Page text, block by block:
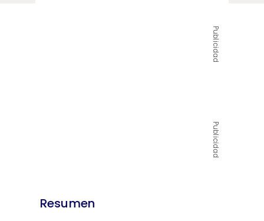
Publicidad
Publicidad
Resumen